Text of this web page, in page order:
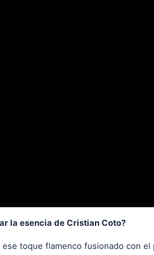
la esencia de Cristian Coto?
toque flamenco fusionado con el